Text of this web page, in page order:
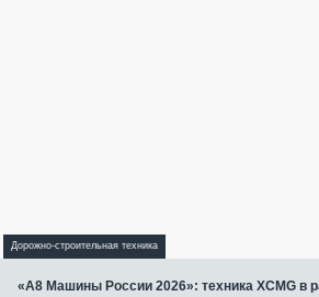
Дорожно-строительная техника
«А8 Машины России 2026»: техника XCMG в